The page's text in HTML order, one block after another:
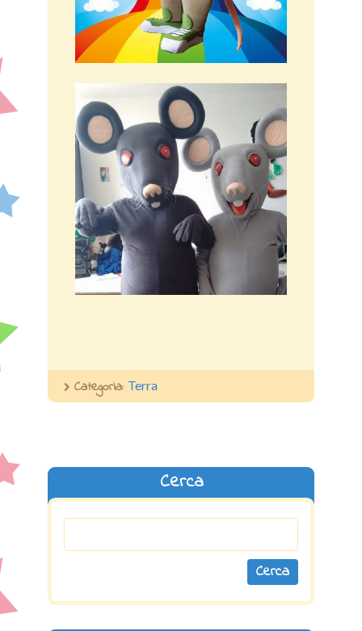
Categoria: Terra
Cerca